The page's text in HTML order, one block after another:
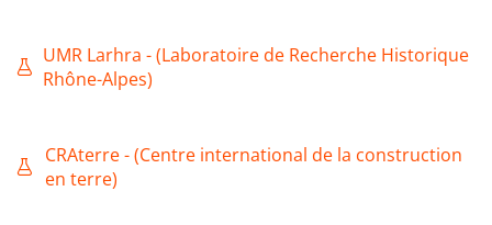
UMR Larhra - (Laboratoire de Recherche Historique
Rhône-Alpes)
CRAterre - (Centre international de la construction
en terre)